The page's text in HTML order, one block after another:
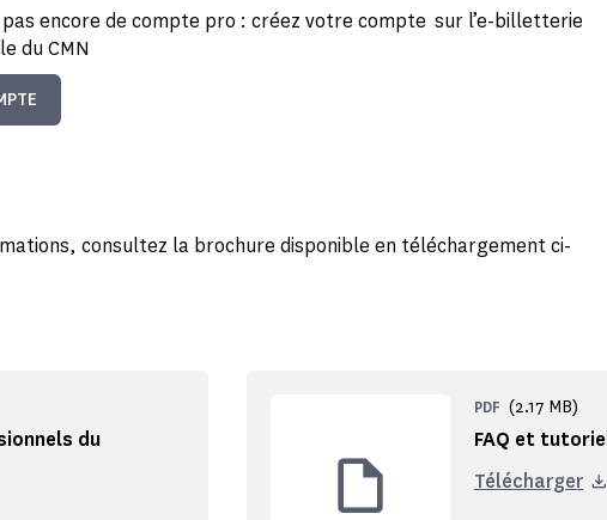
pas encore de compte pro : créez votre compte sur l’e-billetterie
du CMN
consultez la brochure disponible en téléchargement ci-
du
FAQ et
PDF (2.17 MB)
Télécharger